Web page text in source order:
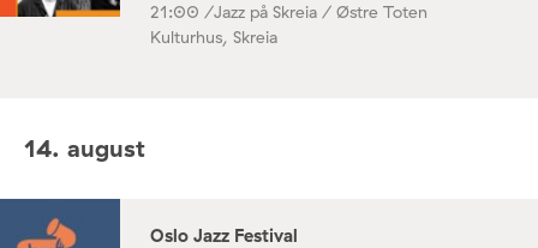
21:00 /Jazz på Skreia / Østre Toten
Kulturhus, Skreia
14. august
Oslo Jazz Festival